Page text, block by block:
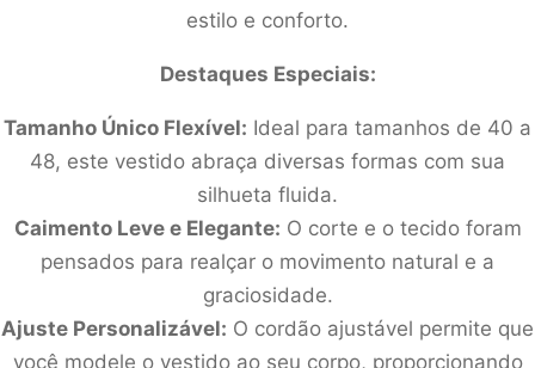
estilo e conforto.
Destaques Especiais:
Tamanho Único Flexível: Ideal para tamanhos de 40 a
48, este vestido abraça diversas formas com sua
silhueta fluida.
Caimento Leve e Elegante: O corte e o tecido foram
pensados para realçar o movimento natural e a
graciosidade.
Ajuste Personalizável: O cordão ajustável permite que
você modele o vestido ao seu corpo, proporcionando